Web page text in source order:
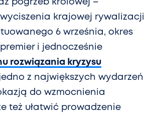
pogrzeb królowej –
wyciszenia krajowej rywalizacji
6 września, okres
i jednocześnie
rozwiązania kryzysu
z największych wydarzeń
do wzmocnienia
też ułatwić prowadzenie